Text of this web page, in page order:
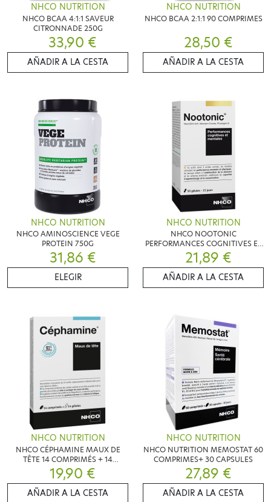
NHCO NUTRITION
NHCO BCAA 4:1:1 SAVEUR
CITRONNADE 250G
33,90 €
AÑADIR A LA CESTA
NHCO NUTRITION
NHCO BCAA 2:1:1 90 COMPRIMES
28,50 €
AÑADIR A LA CESTA
NHCO NUTRITION
NHCO AMINOSCIENCE VEGE
PROTEIN 750G
31,86 €
ELEGIR
NHCO NUTRITION
NHCO NOOTONIC
PERFORMANCES COGNITIVES ET
MENTALES 50 GÉLULES
21,89 €
AÑADIR A LA CESTA
NHCO NUTRITION
NHCO CÉPHAMINE MAUX DE
TÊTE 14 COMPRIMÉS + 14
GÉLULES
19,90 €
AÑADIR A LA CESTA
NHCO NUTRITION
NHCO NUTRITION MEMOSTAT 60
COMPRIMES+ 30 CAPSULES
27,89 €
AÑADIR A LA CESTA